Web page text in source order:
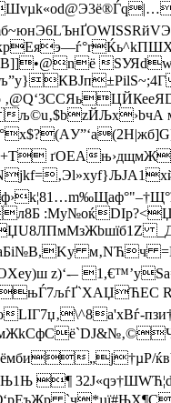
ґОЕА
м‚NЋч
z)‘-–
„j†µР/
¶